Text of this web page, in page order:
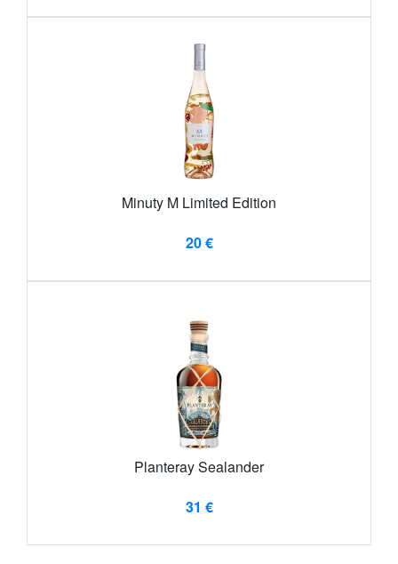
Minuty M Limited Edition
20 €
Planteray Sealander
31 €